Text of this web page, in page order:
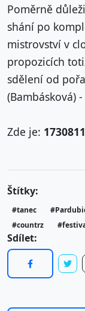
Poměrně
shání po
mistrovství v
propozicích
sdělení od
(Bambásková)
Zde je:
Štítky:
#tanec
#countrz
Sdílet: